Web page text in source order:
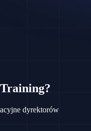
dyrektorów